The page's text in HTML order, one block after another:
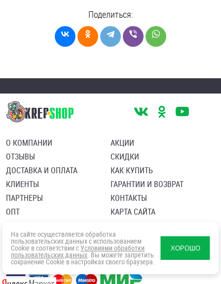
Поделиться:
О КОМПАНИИ
ОТЗЫВЫ
ДОСТАВКА И ОПЛАТА
КЛИЕНТЫ
ПАРТНЕРЫ
ОПТ
АКЦИИ
СКИДКИ
КАК КУПИТЬ
ГАРАНТИИ И ВОЗВРАТ
КОНТАКТЫ
КАРТА САЙТА
Политика в отношении обработки персональных данных
Согласие посетителя сайта на обработку персональных данны
На сайте осуществляется обработка
пользовательских данных с использованием
Cookie в соответствии с Условиями обработки
пользовательских данных. Вы можете запретить
сохранение Cookie в настройках своего браузера.
ХОРОШО